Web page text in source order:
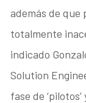
además de que
totalmente
indicado
Solution
fase de ‘pilotos’